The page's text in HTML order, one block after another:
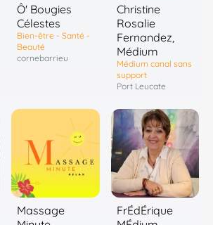
Ô' Bougies
Célestes
Bien-être - Santé -
Beauté
cornebarrieu
Christine
Rosalie
Fernandez,
Médium
Médium canal sans
support
Port Leucate
Massage
FrÉdÉrique